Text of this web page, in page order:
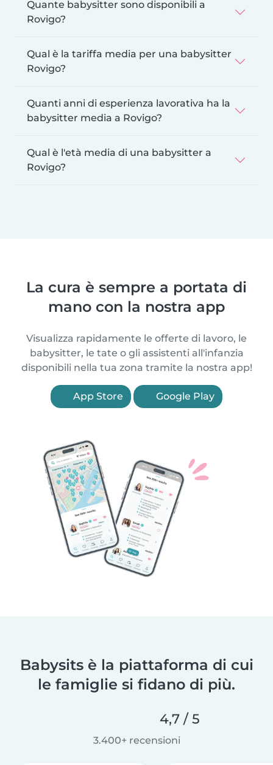
Quante babysitter sono disponibili a
Rovigo?
Qual è la tariffa media per una babysitter
Rovigo?
Quanti anni di esperienza lavorativa ha la
babysitter media a Rovigo?
Qual è l'età media di una babysitter a
Rovigo?
La cura è sempre a portata di
mano con la nostra app
Visualizza rapidamente le offerte di lavoro, le
babysitter, le tate o gli assistenti all'infanzia
disponibili nella tua zona tramite la nostra app!
App Store Google Play
Babysits è la piattaforma di cui
le famiglie si fidano di più.
4,7 / 5
3.400+ recensioni